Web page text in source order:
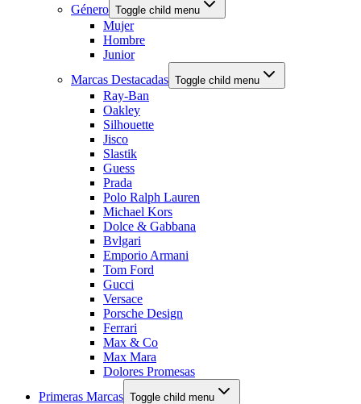
Género Toggle child menu
Mujer
Hombre
Junior
Marcas Destacadas Toggle child menu
Ray-Ban
Oakley
Silhouette
Jisco
Slastik
Guess
Prada
Polo Ralph Lauren
Michael Kors
Dolce & Gabbana
Bvlgari
Emporio Armani
Tom Ford
Gucci
Versace
Porsche Design
Ferrari
Max & Co
Max Mara
Dolores Promesas
Primeras Marcas Toggle child menu